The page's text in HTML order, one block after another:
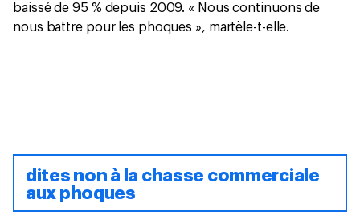
baissé de 95 % depuis 2009. « Nous continuons de
nous battre pour les phoques », martèle-t-elle.
dites non à la chasse commerciale
aux phoques